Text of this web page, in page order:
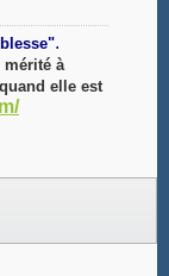
.
à
elle est